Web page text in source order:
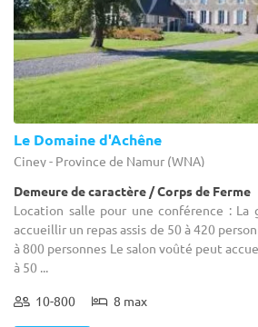
Le Domaine d'Achêne
Ciney - Province de Namur (WNA)
Demeure de caractère / Corps de Ferme
Location salle pour une conférence : La
accueillir un repas assis de 50 à 420
à 800 personnes Le salon voûté peut
à 50 ...
10-800 8 max